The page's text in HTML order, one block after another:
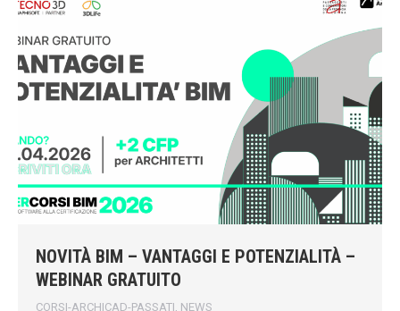
NOVITÀ BIM – VANTAGGI E POTENZIALITÀ –
WEBINAR GRATUITO
CORSI-ARCHICAD-PASSATI NEWS